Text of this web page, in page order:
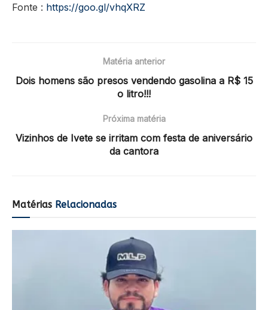
Fonte : https://goo.gl/vhqXRZ
Matéria anterior
Dois homens são presos vendendo gasolina a R$ 15
o litro!!!
Próxima matéria
Vizinhos de Ivete se irritam com festa de aniversário
da cantora
Matérias Relacionadas